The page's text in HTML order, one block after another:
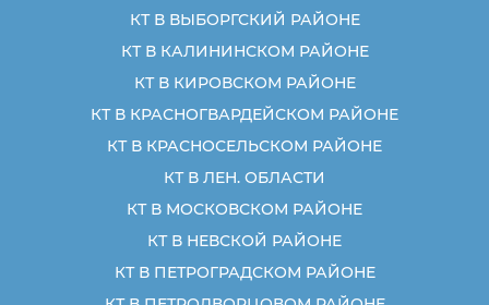
КТ В ВЫБОРГСКИЙ РАЙОНЕ
КТ В КАЛИНИНСКОМ РАЙОНЕ
КТ В КИРОВСКОМ РАЙОНЕ
КТ В КРАСНОГВАРДЕЙСКОМ РАЙОНЕ
КТ В КРАСНОСЕЛЬСКОМ РАЙОНЕ
КТ В ЛЕН. ОБЛАСТИ
КТ В МОСКОВСКОМ РАЙОНЕ
КТ В НЕВСКОЙ РАЙОНЕ
КТ В ПЕТРОГРАДСКОМ РАЙОНЕ